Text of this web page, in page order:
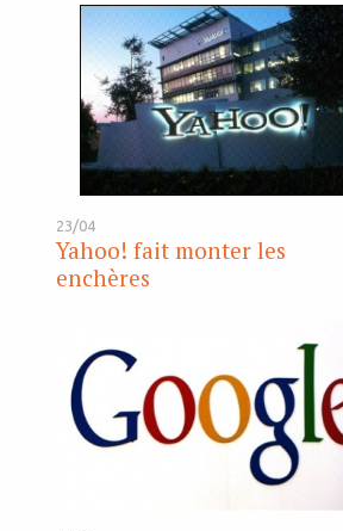
23/04
Yahoo! fait monter les
enchères